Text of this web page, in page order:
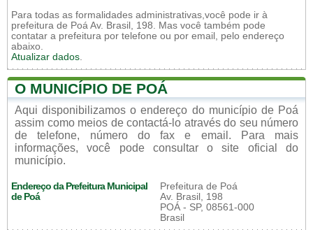
Para todas as formalidades administrativas,você pode ir à
prefeitura de Poá Av. Brasil, 198. Mas você também pode
contatar a prefeitura por telefone ou por email, pelo endereço
abaixo.
Atualizar dados.
O MUNICÍPIO DE POÁ
Aqui disponibilizamos o endereço do município de Poá
assim como meios de contactá-lo através do seu número
de telefone, número do fax e email. Para mais
informações, você pode consultar o site oficial do
município.
Endereço da Prefeitura Municipal
de Poá
Prefeitura de Poá
Av. Brasil, 198
POÁ - SP, 08561-000
Brasil